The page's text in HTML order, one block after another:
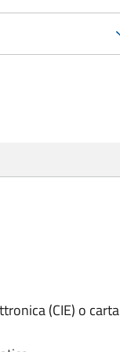
(CIE) o carta